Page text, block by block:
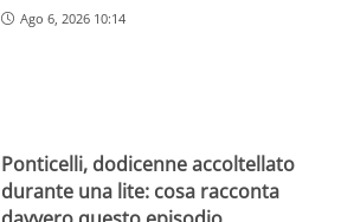
Ago 6, 2026 10:14
Ponticelli, dodicenne accoltellato
durante una lite: cosa racconta